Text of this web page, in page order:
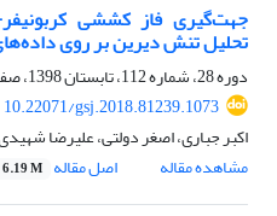
جهت‌گیری فاز کششی
تحلیل تنش دیرین بر روی
دوره 28، شماره 112، تابستان 1398، صفحه
10.22071/gsj.2018.81239.1073
اکبر جباری، اصغر دولتی، علیرضا
مشاهده مقاله
اصل مقاله 6.19 M